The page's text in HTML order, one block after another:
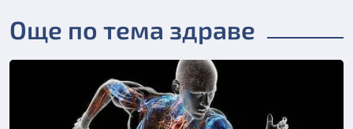
Още по тема здраве